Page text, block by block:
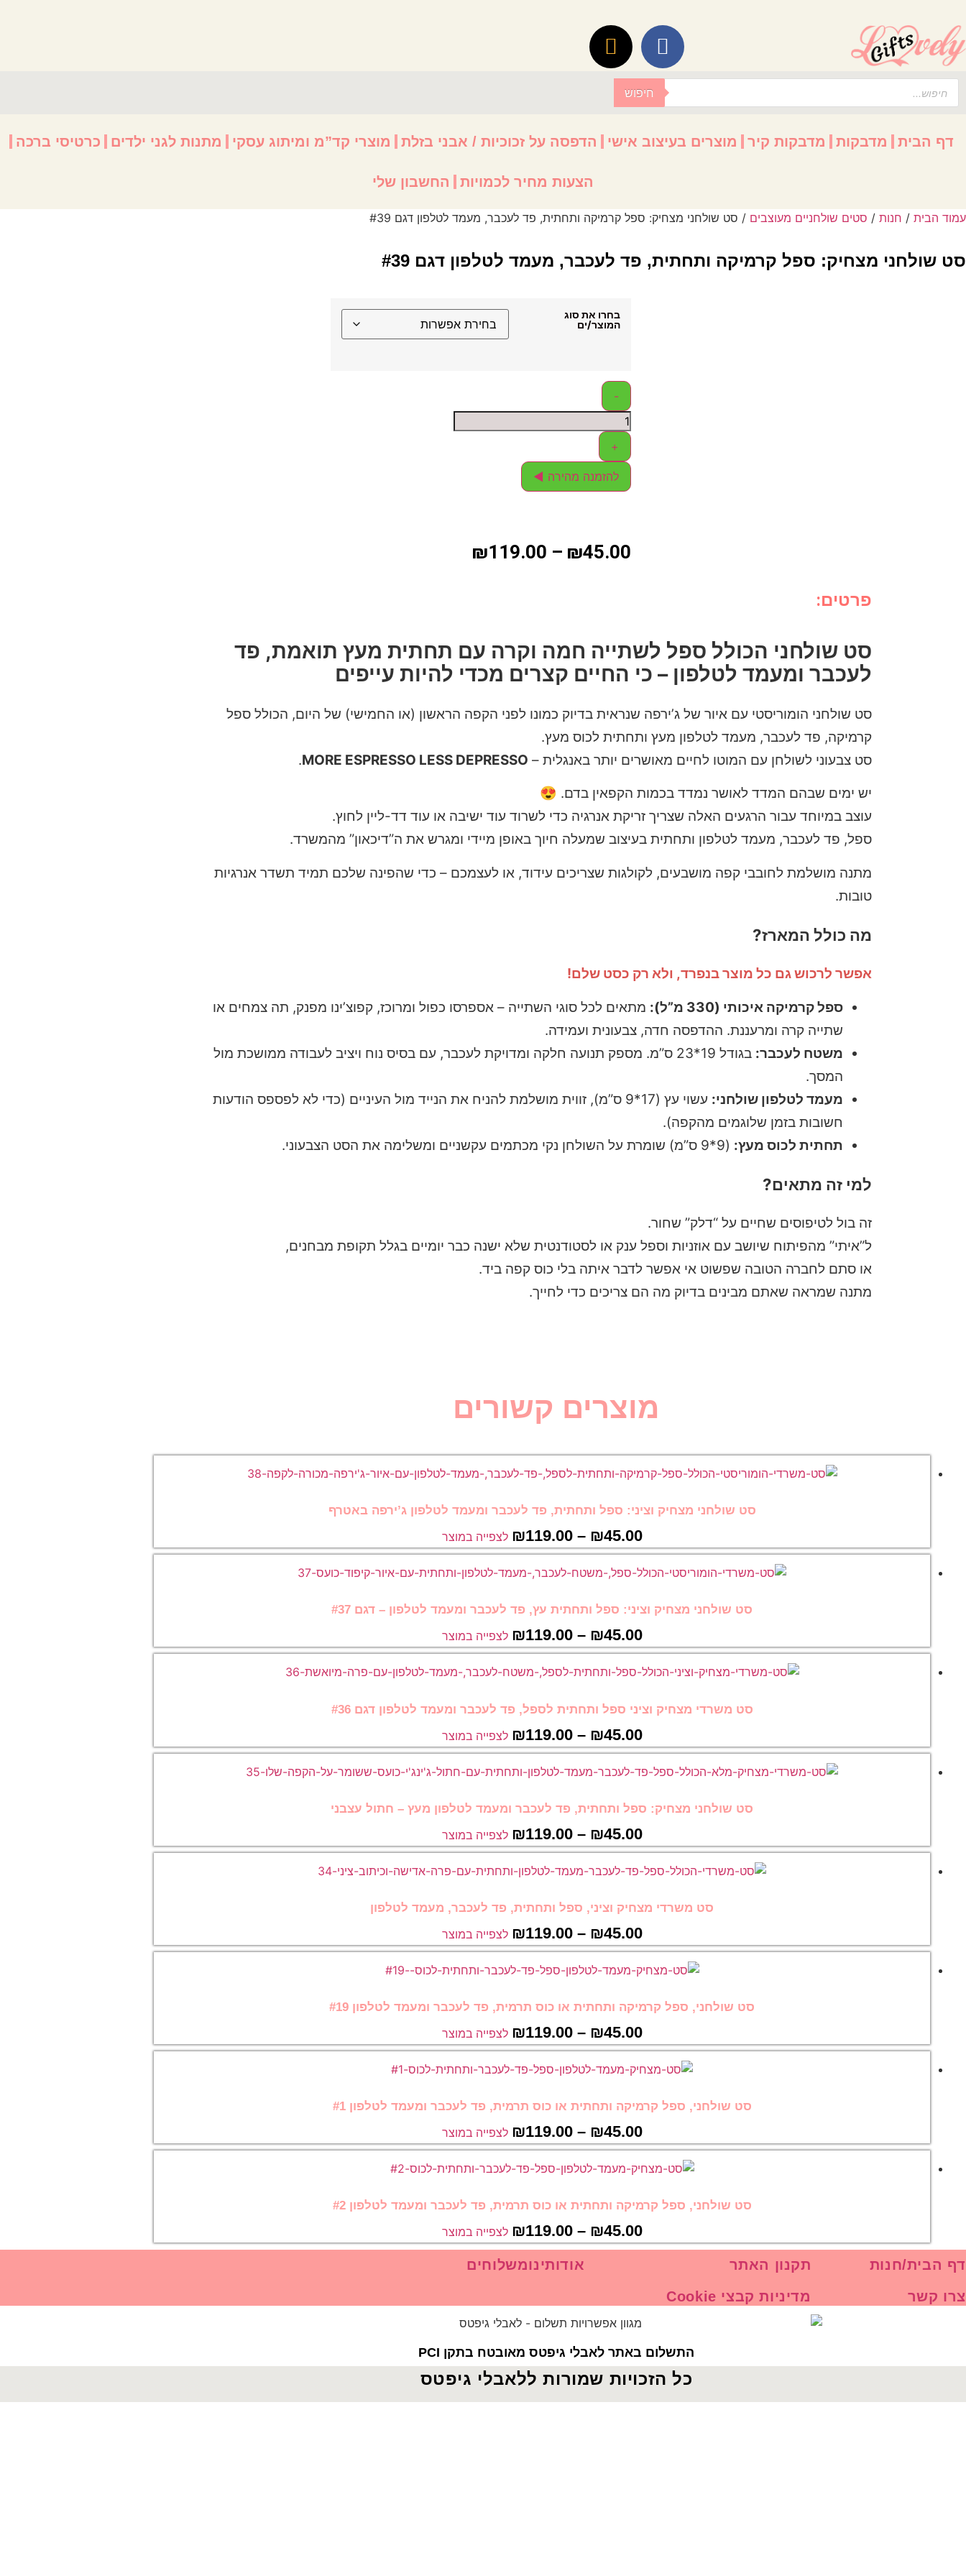
חיפוש
דף הבית מדבקות מדבקות קיר מוצרים בעיצוב אישי הדפסה על זכוכיות / אבני בזלת מוצרי קד”מ ומיתוג עסקי מתנות לגני ילדים כרטיסי ברכה
הצעות מחיר לכמויות החשבון שלי
עמוד הבית / חנות / סטים שולחניים מעוצבים / סט שולחני מצחיק: ספל קרמיקה ותחתית, פד לעכבר, מעמד לטלפון דגם #39
סט שולחני מצחיק: ספל קרמיקה ותחתית, פד לעכבר, מעמד לטלפון דגם #39
בחרו את סוג
המוצר/ים
-
+
להזמנה מהירה ◄
₪45.00
–
₪119.00
פרטים:
סט שולחני הכולל ספל לשתייה חמה וקרה עם תחתית מעץ תואמת, פד
לעכבר ומעמד לטלפון – כי החיים קצרים מכדי להיות עייפים
סט שולחני הומוריסטי עם איור של ג’ירפה שנראית בדיוק כמונו לפני הקפה הראשון (או החמישי) של היום, הכולל ספל
קרמיקה, פד לעכבר, מעמד לטלפון מעץ ותחתית לכוס מעץ.
סט צבעוני לשולחן עם המוטו לחיים מאושרים יותר באנגלית – MORE ESPRESSO LESS DEPRESSO
.
יש ימים שבהם המדד לאושר נמדד בכמות הקפאין בדם. 😍
עוצב במיוחד עבור הרגעים האלה שצריך זריקת אנרגיה כדי לשרוד עוד ישיבה או עוד דד-ליין לחוץ.
ספל, פד לעכבר, מעמד לטלפון ותחתית בעיצוב שמעלה חיוך באופן מיידי ומגרש את ה”דיכאון” מהמשרד.
מתנה מושלמת לחובבי קפה מושבעים, לקולגות שצריכים עידוד, או לעצמכם – כדי שהפינה שלכם תמיד תשדר אנרגיות
טובות.
מה כולל המארז?
אפשר לרכוש גם כל מוצר בנפרד, ולא רק כסט שלם!
ספל קרמיקה איכותי (330 מ”ל):
מתאים לכל סוגי השתייה – אספרסו כפול ומרוכז, קפוצ’ינו מפנק, תה צמחים או
שתייה קרה ומרעננת. ההדפסה חדה, צבעונית ועמידה.
משטח לעכבר:
בגודל 19*23 ס”מ. מספק תנועה חלקה ומדויקת לעכבר, עם בסיס נוח ויציב לעבודה ממושכת מול
המסך.
מעמד לטלפון שולחני:
עשוי עץ (17*9 ס”מ), זווית מושלמת להניח את הנייד מול העיניים (כדי לא לפספס הודעות
חשובות בזמן שלוגמים מהקפה).
תחתית לכוס מעץ: (9*9 ס”מ) שומרת על השולחן נקי מכתמים עקשניים ומשלימה את הסט הצבעוני.
למי זה מתאים?
זה בול לטיפוסים שחיים על “דלק” שחור.
ל”איתי” מהפיתוח שיושב עם אוזניות וספל ענק או לסטודנטית שלא ישנה כבר יומיים בגלל תקופת מבחנים,
או סתם לחברה הטובה שפשוט אי אפשר לדבר איתה בלי כוס קפה ביד.
מתנה שמראה שאתם מבינים בדיוק מה הם צריכים כדי לחייך.
מוצרים קשורים
סט שולחני מצחיק וציני: ספל ותחתית, פד לעכבר ומעמד לטלפון ג’ירפה באטרף
₪45.00
–
₪119.00 לצפייה במוצר
סט שולחני מצחיק וציני: ספל ותחתית עץ, פד לעכבר ומעמד לטלפון – דגם #37
₪45.00
–
₪119.00 לצפייה במוצר
סט משרדי מצחיק וציני ספל ותחתית לספל, פד לעכבר ומעמד לטלפון דגם #36
₪45.00
–
₪119.00 לצפייה במוצר
סט שולחני מצחיק: ספל ותחתית, פד לעכבר ומעמד לטלפון מעץ – חתול עצבני
₪45.00
–
₪119.00 לצפייה במוצר
סט משרדי מצחיק וציני, ספל ותחתית, פד לעכבר, מעמד לטלפון
₪45.00
–
₪119.00 לצפייה במוצר
סט שולחני, ספל קרמיקה ותחתית או כוס תרמית, פד לעכבר ומעמד לטלפון #19
₪45.00
–
₪119.00 לצפייה במוצר
סט שולחני, ספל קרמיקה ותחתית או כוס תרמית, פד לעכבר ומעמד לטלפון #1
₪45.00
–
₪119.00 לצפייה במוצר
סט שולחני, ספל קרמיקה ותחתית או כוס תרמית, פד לעכבר ומעמד לטלפון #2
₪45.00
–
₪119.00 לצפייה במוצר
דף הבית/חנות
צרו קשר
תקנון האתר
מדיניות קבצי Cookie
אודותינומשלוחים
התשלום באתר לאבלי גיפטס מאובטח בתקן PCI
כל הזכויות שמורות ללאבלי גיפטס